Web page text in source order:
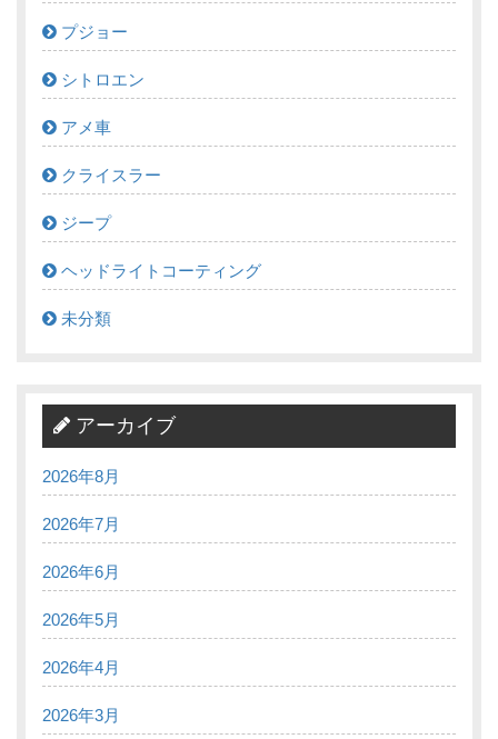
プジョー
シトロエン
アメ車
クライスラー
ジープ
ヘッドライトコーティング
未分類
アーカイブ
2026年8月
2026年7月
2026年6月
2026年5月
2026年4月
2026年3月